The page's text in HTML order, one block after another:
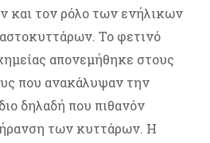
και τον ρόλο των ενήλικων
Το φετινό
απονεμήθηκε στους
που ανακάλυψαν την
δηλαδή που πιθανόν
των κυττάρων. Η